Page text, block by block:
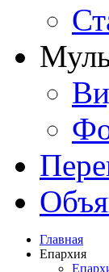
Главная
Епархия